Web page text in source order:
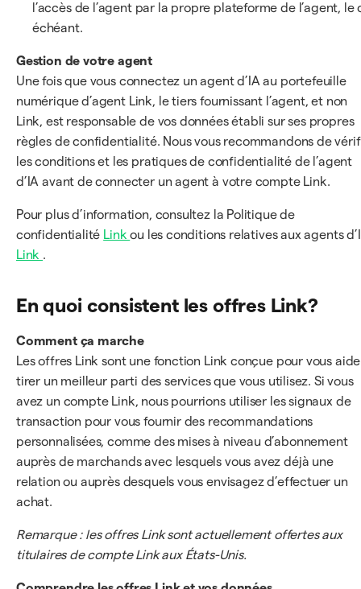
l’accès de l’agent par la propre plateforme de l’agent, le
échéant.
Gestion de votre agent
Une fois que vous connectez un agent d’IA au portefeuille
numérique d’agent Link, le tiers fournissant l’agent, et non
Link, est responsable de vos données établi sur ses propres
règles de confidentialité. Nous vous recommandons de
les conditions et les pratiques de confidentialité de l’agent
d’IA avant de connecter un agent à votre compte Link.
Pour plus d’information, consultez la Politique de
confidentialité Linkou les conditions relatives aux agents
Link .
En quoi consistent les offres Link?
Comment ça marche
Les offres Link sont une fonction Link conçue pour vous
tirer un meilleur parti des services que vous utilisez. Si vous
avez un compte Link, nous pourrions utiliser les signaux de
transaction pour vous fournir des recommandations
personnalisées, comme des mises à niveau d’abonnement
auprès de marchands avec lesquels vous avez déjà une
relation ou auprès desquels vous envisagez d’effectuer un
achat.
Remarque : les offres Link sont actuellement offertes aux
titulaires de compte Link aux États-Unis.